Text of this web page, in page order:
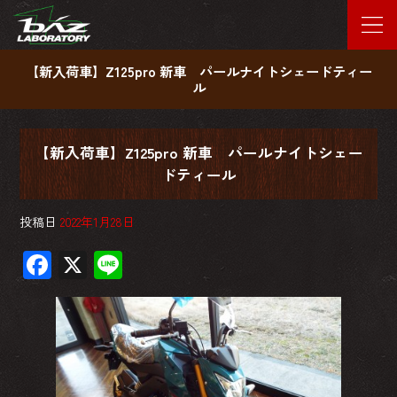
【新入荷車】Z125pro 新車 パールナイトシェードティー
ル
【新入荷車】Z125pro 新車 パールナイトシェー
ドティール
投稿日 2022年1月28日
F
ac
e
b
o
X
ne